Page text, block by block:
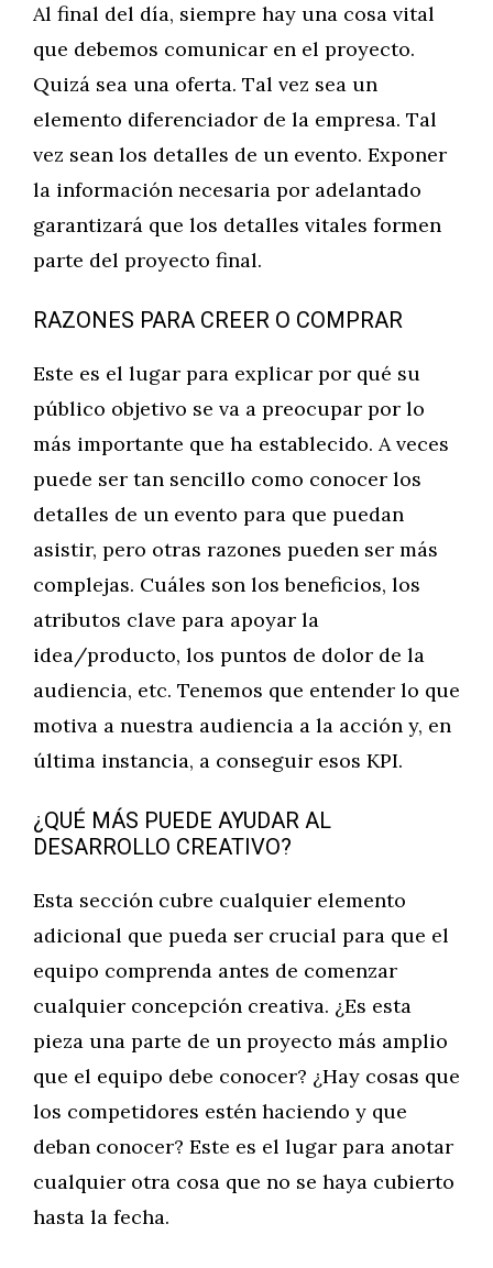
Al final del día, siempre hay una cosa vital
que debemos comunicar en el proyecto.
Quizá sea una oferta. Tal vez sea un
elemento diferenciador de la empresa. Tal
vez sean los detalles de un evento. Exponer
la información necesaria por adelantado
garantizará que los detalles vitales formen
parte del proyecto final.
RAZONES PARA CREER O COMPRAR
Este es el lugar para explicar por qué su
público objetivo se va a preocupar por lo
más importante que ha establecido. A veces
puede ser tan sencillo como conocer los
detalles de un evento para que puedan
asistir, pero otras razones pueden ser más
complejas. Cuáles son los beneficios, los
atributos clave para apoyar la
idea/producto, los puntos de dolor de la
audiencia, etc. Tenemos que entender lo que
motiva a nuestra audiencia a la acción y, en
última instancia, a conseguir esos KPI.
¿QUÉ MÁS PUEDE AYUDAR AL
DESARROLLO CREATIVO?
Esta sección cubre cualquier elemento
adicional que pueda ser crucial para que el
equipo comprenda antes de comenzar
cualquier concepción creativa. ¿Es esta
pieza una parte de un proyecto más amplio
que el equipo debe conocer? ¿Hay cosas que
los competidores estén haciendo y que
deban conocer? Este es el lugar para anotar
cualquier otra cosa que no se haya cubierto
hasta la fecha.